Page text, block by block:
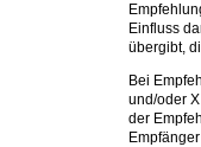
Einfluss
übergibt,
Bei
und/oder
der